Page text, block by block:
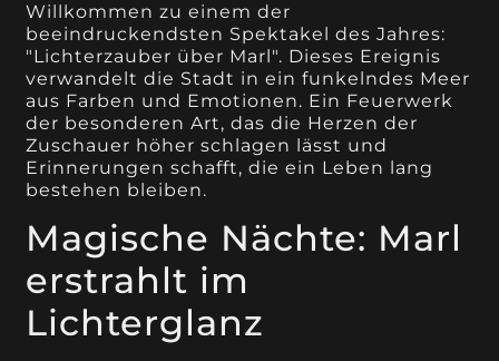
Willkommen zu einem der
beeindruckendsten Spektakel des Jahres:
"Lichterzauber über Marl". Dieses Ereignis
verwandelt die Stadt in ein funkelndes Meer
aus Farben und Emotionen. Ein Feuerwerk
der besonderen Art, das die Herzen der
Zuschauer höher schlagen lässt und
Erinnerungen schafft, die ein Leben lang
bestehen bleiben.
Magische Nächte: Marl
erstrahlt im
Lichterglanz